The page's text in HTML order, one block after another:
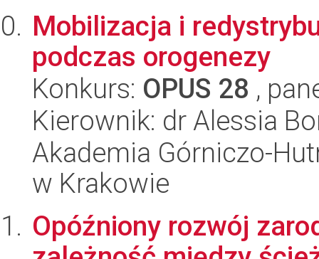
Mobilizacja i
podczas orogenezy
Konkurs: OPUS 28 ,
Kierownik: dr Alessia
Akademia Górniczo-
w Krakowie
Opóźniony rozwój